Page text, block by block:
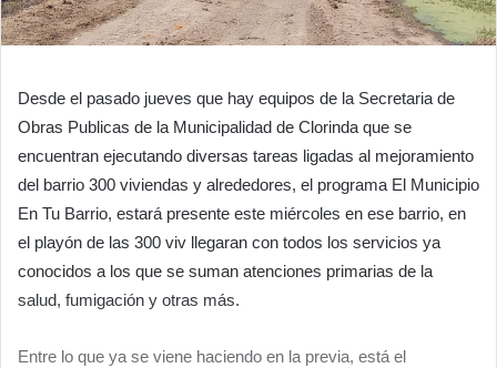
Desde el pasado jueves que hay equipos de la Secretaria de
Obras Publicas de la Municipalidad de Clorinda que se
encuentran ejecutando diversas tareas ligadas al mejoramiento
del barrio 300 viviendas y alrededores, el programa El Municipio
En Tu Barrio, estará presente este miércoles en ese barrio, en
el playón de las 300 viv llegaran con todos los servicios ya
conocidos a los que se suman atenciones primarias de la
salud, fumigación y otras más.
Entre lo que ya se viene haciendo en la previa, está el